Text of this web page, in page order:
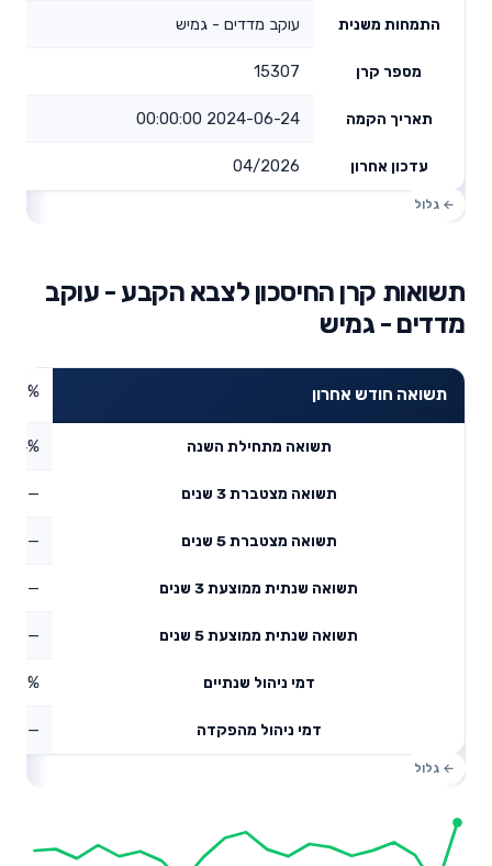
התמחות משנית עוקב מדדים - גמיש
מספר קרן 15307
תאריך הקמה 2024-06-24 00:00:00
עדכון אחרון 04/2026
תשואות קרן החיסכון לצבא הקבע - עוקב
מדדים - גמיש
תשואה חודש אחרון
תשואה מתחילת השנה
תשואה מצטברת 3 שנים —
תשואה מצטברת 5 שנים —
תשואה שנתית ממוצעת 3 שנים —
תשואה שנתית ממוצעת 5 שנים —
דמי ניהול שנתיים 0.18%
דמי ניהול מהפקדה —